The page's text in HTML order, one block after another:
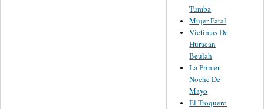
Tumba
Mujer Fatal
Victimas De
Huracan
Beulah
La Primer
Noche De
Mayo
El Troquero